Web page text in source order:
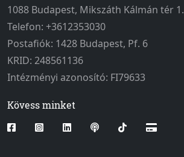
1088 Budapest, Mikszáth Kálmán tér 1.
Telefon: +3612353030
Postafiók: 1428 Budapest, Pf. 6
KRID: 248561136
Intézményi azonosító: FI79633
Kövess minket